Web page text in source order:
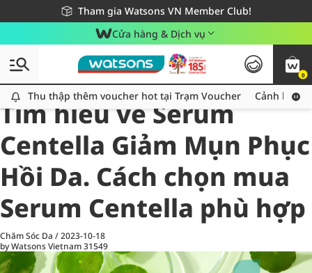
Tham gia Watsons VN Member Club!
Miễn phí giao hàng cho đơn hàng từ 249,000Đ
Giao hàng nhanh 24h - Áp dụng khu vực TP. Hồ Chí Minh
Cửa hàng & Dịch vụ
0
Thu thập thêm voucher hot tại Trạm Voucher
Thu thập thêm voucher hot tại Trạm Voucher Cảnh báo
All
Chăm Sóc Cá Nhân
Tìm hiểu về Serum
Centella Giảm Mụn Phục
Hồi Da. Cách chọn mua
Serum Centella phù hợp
Chăm Sóc Da /2023-10-18
by Watsons Vietnam31549